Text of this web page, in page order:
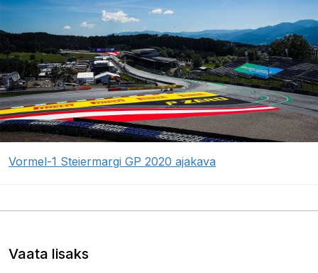
Vormel-1 Steiermargi GP 2020 ajakava
Vaata lisaks